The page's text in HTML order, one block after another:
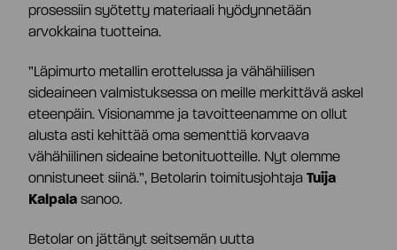
Analyytikot ja suositukset
Hallitus
Toimitusjohtaja ja johtoryhmä
Palkitseminen
Riskienhallinta
prosessiin syötetty materiaali hyödynnetään
arvokkaina tuotteina.
”Läpimurto metallin erottelussa ja vähähiilisen
sideaineen valmistuksessa on meille merkittävä askel
eteenpäin. Visionamme ja tavoitteenamme on ollut
alusta asti kehittää oma sementtiä korvaava
vähähiilinen sideaine betonituotteille. Nyt olemme
onnistuneet siinä.”, Betolarin toimitusjohtajaTuija
Kalpala sanoo.
Betolar on jättänyt seitsemän uutta